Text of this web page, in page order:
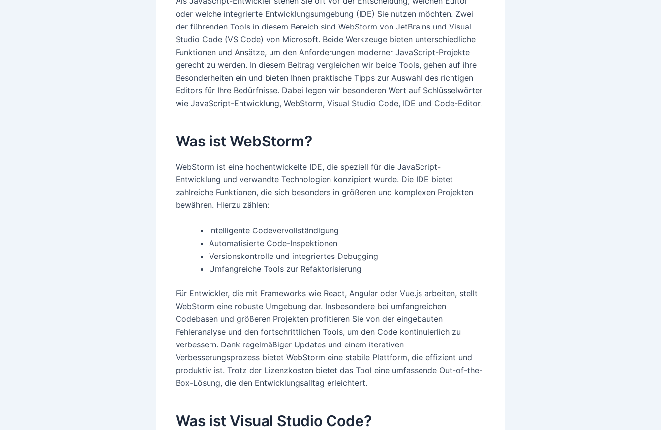
oder welche integrierte Entwicklungsumgebung (IDE) Sie nutzen möchten. Zwei
der führenden Tools in diesem Bereich sind WebStorm von JetBrains und Visual
Studio Code (VS Code) von Microsoft. Beide Werkzeuge bieten unterschiedliche
Funktionen und Ansätze, um den Anforderungen moderner JavaScript-Projekte
gerecht zu werden. In diesem Beitrag vergleichen wir beide Tools, gehen auf ihre
Besonderheiten ein und bieten Ihnen praktische Tipps zur Auswahl des richtigen
Editors für Ihre Bedürfnisse. Dabei legen wir besonderen Wert auf Schlüsselwörter
wie JavaScript-Entwicklung, WebStorm, Visual Studio Code, IDE und Code-Editor.
Was ist WebStorm?
WebStorm ist eine hochentwickelte IDE, die speziell für die JavaScript-
Entwicklung und verwandte Technologien konzipiert wurde. Die IDE bietet
zahlreiche Funktionen, die sich besonders in größeren und komplexen Projekten
bewähren. Hierzu zählen:
Intelligente Codevervollständigung
Automatisierte Code-Inspektionen
Versionskontrolle und integriertes Debugging
Umfangreiche Tools zur Refaktorisierung
Für Entwickler, die mit Frameworks wie React, Angular oder Vue.js arbeiten, stellt
WebStorm eine robuste Umgebung dar. Insbesondere bei umfangreichen
Codebasen und größeren Projekten profitieren Sie von der eingebauten
Fehleranalyse und den fortschrittlichen Tools, um den Code kontinuierlich zu
verbessern. Dank regelmäßiger Updates und einem iterativen
Verbesserungsprozess bietet WebStorm eine stabile Plattform, die effizient und
produktiv ist. Trotz der Lizenzkosten bietet das Tool eine umfassende Out-of-the-
Box-Lösung, die den Entwicklungsalltag erleichtert.
Was ist Visual Studio Code?